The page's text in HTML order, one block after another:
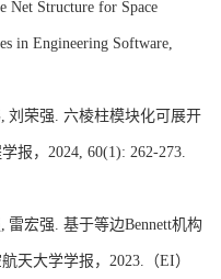
Net Structure for Space
in Engineering Software,
刘荣强 六棱柱模块化可展开
报， 2024, 60(1): 262-273.
雷宏强 基于等边Bennett机构
天大学学报 ， 2023 （EI）